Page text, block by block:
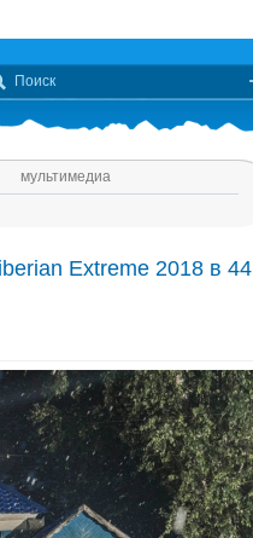
мультимедиа
Extreme 2018 в 44